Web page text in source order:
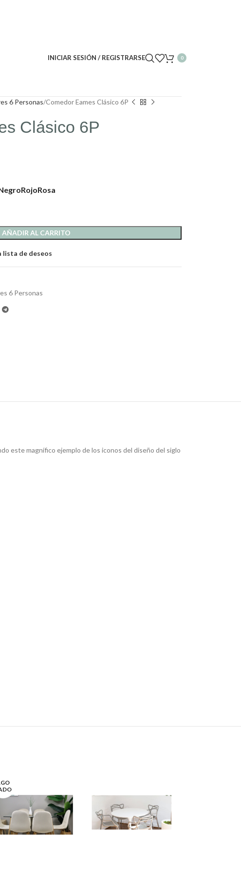
INICIAR SESIÓN / REGISTRARSE 0
6 Personas Comedor Eames Clásico 6P
Clásico 6P
RojoRosa
AÑADIR AL CARRITO
lista de deseos
6 Personas
este magnífico ejemplo de los iconos del diseño del siglo